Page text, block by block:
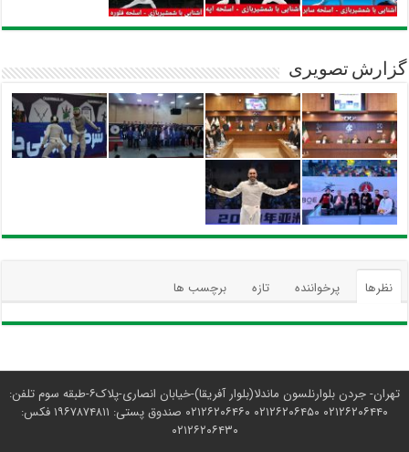
گزارش تصویری
نظرها پرخواننده تازه برچسب ها
تهران- جردن بلوارنلسون ماندلا(بلوار آفریقا)-خیابان انصاری-پلاک۶-طبقه سوم تلفن:
۰۲۱۲۶۲۰۶۴۴۰ ۰۲۱۲۶۲۰۶۴۵۰ ۰۲۱۲۶۲۰۶۴۶۰ صندوق پستی: ۱۹۶۷۸۷۴۸۱۱ فکس:
۰۲۱۲۶۲۰۶۴۳۰